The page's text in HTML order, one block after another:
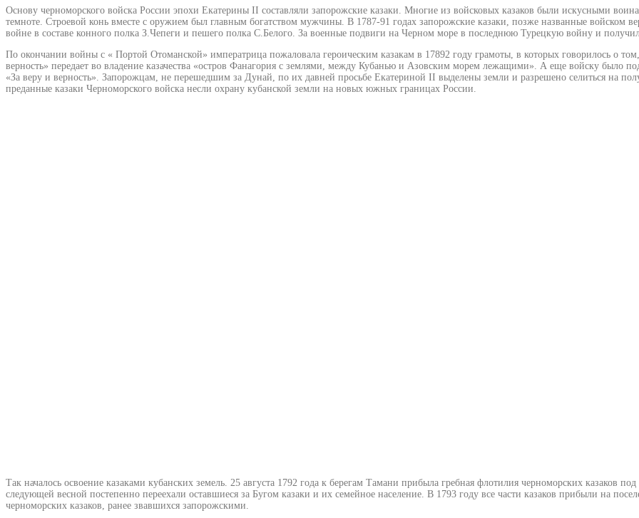
Основу черноморского войска России эпохи Екатерины II составляли запорожские казаки. Многие из войсковых казаков были искусными
темноте. Строевой конь вместе с оружием был главным богатством мужчины. В 1787-91 годах запорожские казаки, позже названные войском
войне в составе конного полка З.Чепеги и пешего полка С.Белого. За военные подвиги на Черном море в последнюю Турецкую войну и
По окончании войны с « Портой Отоманской» императрица пожаловала героическим казакам в 17892 году грамоты, в которых говорилось о
верность» передает во владение казачества «остров Фанагория с землями, между Кубанью и Азовским морем лежащими». А еще войску было
«За веру и верность». Запорожцам, не перешедшим за Дунай, по их давней просьбе Екатериной II выделены земли и разрешено селиться на
преданные казаки Черноморского войска несли охрану кубанской земли на новых южных границах России.
Так началось освоение казаками кубанских земель. 25 августа 1792 года к берегам Тамани прибыла гребная флотилия черноморских казаков
следующей весной постепенно переехали оставшиеся за Бугом казаки и их семейное население. В 1793 году все части казаков прибыли на
черноморских казаков, ранее звавшихся запорожскими.